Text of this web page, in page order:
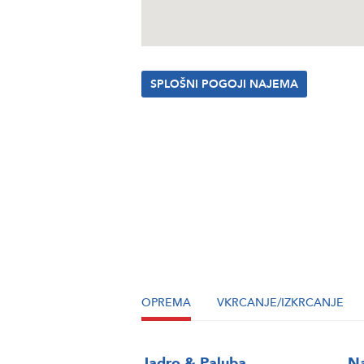
SPLOŠNI POGOJI NAJEMA
OPREMA VKRCANJE/IZKRCANJE